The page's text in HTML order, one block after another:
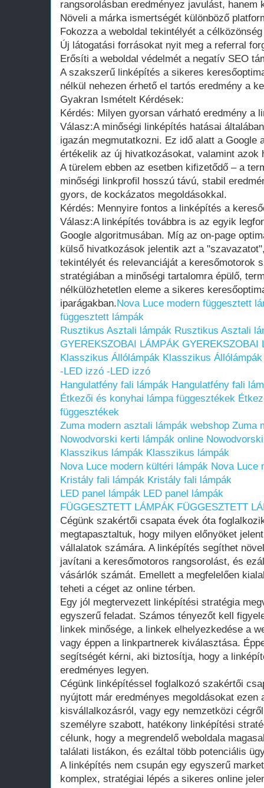
rangsorolásban eredményez javulást,
Növeli a márka ismertségét különböző
Fokozza a weboldal tekintélyét a
Új látogatási forrásokat nyit meg a referral
Erősíti a weboldal védelmét a negatív SEO
A szakszerű linképítés a sikeres
nélkül nehezen érhető el tartós eredmény a
Gyakran Ismételt Kérdések:
Kérdés: Milyen gyorsan várható eredmény a
Válasz:A minőségi linképítés hatásai
igazán megmutatkozni. Ez idő alatt a Google
értékelik az új hivatkozásokat, valamint azok
A türelem ebben az esetben kifizetődő – a
minőségi linkprofil hosszú távú, stabil
gyors, de kockázatos megoldásokkal.
Kérdés: Mennyire fontos a linképítés a
Válasz:A linképítés továbbra is az egyik
Google algoritmusában. Míg az on-page
külső hivatkozások jelentik azt a
tekintélyét és relevanciáját a keresőmotorok
stratégiában a minőségi tartalomra épülő,
nélkülözhetetlen eleme a sikeres
iparágakban.Nova Luce modern függesztett
függesztett lámpák
Rusztikus Asztali lámpák Rusztikus Asztali
GYEREKSZOBAI LÁMPÁK GYEREKSZOBAI
Klasszikus Állólámpák Klasszikus Állólámpák
-LED izzó -LED izzó
Hangulatfény fali lámpák Hangulatfény fali
Étkezői és konyhai lámpa függesztékek
függesztékek
Zuma modern asztali lámpák webshop Zuma
Nowodvorski kerti lámpák online
Klasszikus lámpák Klasszikus lámpák
Nova Luce modern kültéri lámpák Nova Luce
Kristály fali lámpák Kristály fali lámpák
LED panel lámpák LED panel lámpák
FÜGGESZTETT LÁMPÁK FÜGGESZTETT
Cégünk szakértői csapata évek óta
megtapasztaltuk, hogy milyen előnyöket
vállalatok számára. A linképítés segíthet
javítani a keresőmotoros rangsorolást, és
vásárlók számát. Emellett a megfelelően
teheti a céget az online térben.
Egy jól megtervezett linképítési stratégia
egyszerű feladat. Számos tényezőt kell
linkek minősége, a linkek elhelyezkedése a
vagy éppen a linkpartnerek kiválasztása.
segítségét kérni, aki biztosítja, hogy a
eredményes legyen.
Cégünk linképítéssel foglalkozó szakértői
nyújtott már eredményes megoldásokat ezen
kisvállalkozásról, vagy egy nemzetközi
személyre szabott, hatékony linképítési
célunk, hogy a megrendelő weboldala
találati listákon, és ezáltal több potenciális
A linképítés nem csupán egy egyszerű
komplex, stratégiai lépés a sikeres online